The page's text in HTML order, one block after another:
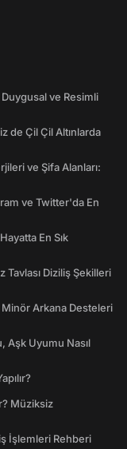
ve Resimli
de Çil Çil Altınlarda
ve Şifa Alanları:
ve Twitter'da En
En Sık
Tavlası Diziliş Şekilleri
Minör Arkana Desteleri
Aşk Uyumu Nasıl
Müziksiz
İşlemleri Rehberi